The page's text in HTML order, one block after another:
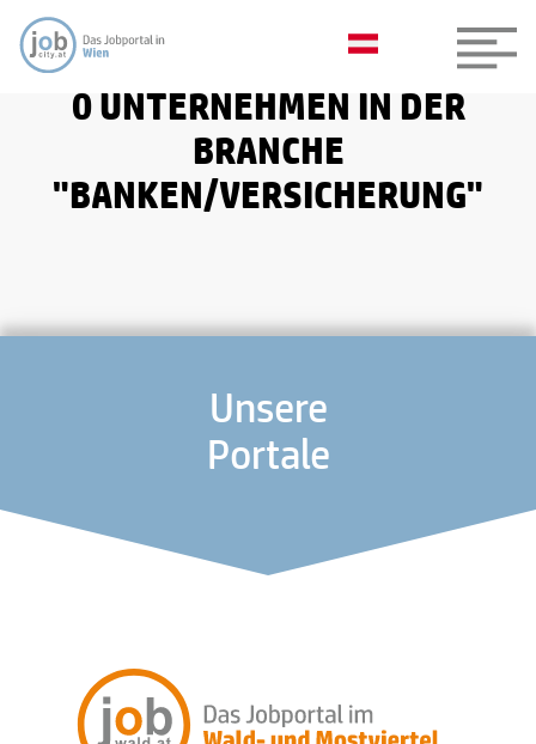
0 UNTERNEHMEN IN DER
BRANCHE
"BANKEN/VERSICHERUNG"
Unsere
Portale